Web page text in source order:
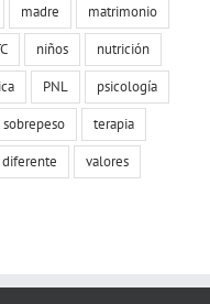
madre
matrimonio
niños
nutrición
PNL
psicología
sobrepeso
terapia
valores